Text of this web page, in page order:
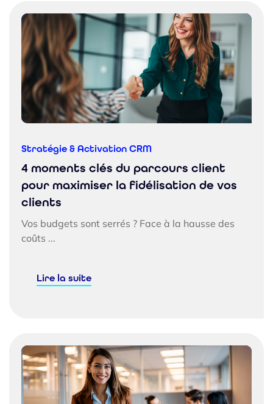
Stratégie & Activation CRM
4 moments clés du parcours client
pour maximiser la fidélisation de vos
clients
Vos budgets sont serrés ? Face à la hausse des
coûts ...
Lire la suite